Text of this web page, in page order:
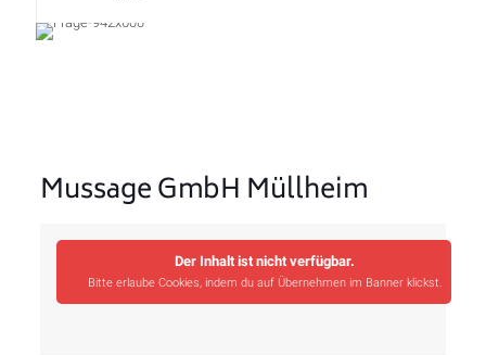
Mussage GmbH Müllheim
Der Inhalt ist nicht verfügbar.
Bitte erlaube Cookies, indem du auf Übernehmen im Banner klickst.